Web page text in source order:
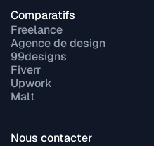
Comparatifs
Freelance
Agence de design
99designs
Fiverr
Upwork
Malt
Nous contacter